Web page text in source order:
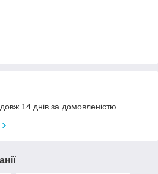
14 днів за домовленістю